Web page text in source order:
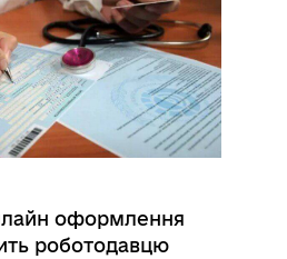
оформлення
роботодавцю